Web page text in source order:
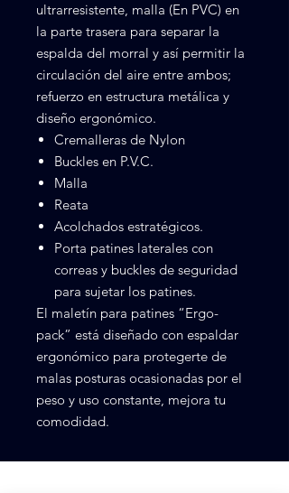
ultrarresistente, malla (En PVC) en
la parte trasera para separar la
espalda del morral y así permitir la
circulación del aire entre ambos;
refuerzo en estructura metálica y
diseño ergonómico.
Cremalleras de Nylon
Buckles en P.V.C.
Malla
Reata
Acolchados estratégicos.
Porta patines laterales con
correas y buckles de seguridad
para sujetar los patines.
El maletín para patines “Ergo-
pack” está diseñado con espaldar
ergonómico para protegerte de
malas posturas ocasionadas por el
peso y uso constante, mejora tu
comodidad.